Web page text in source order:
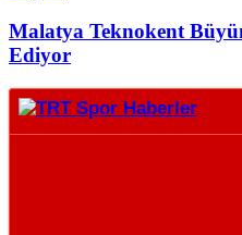
Malatya Teknokent
Ediyor